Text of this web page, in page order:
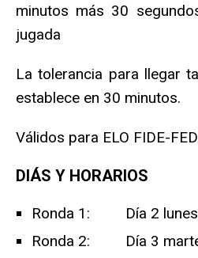
minutos más 30
jugada
La tolerancia para llegar
establece en 30 minutos.
Válidos para ELO FIDE-
DIÁS Y HORARIOS
Ronda 1: Día 2
Ronda 2: Día 3